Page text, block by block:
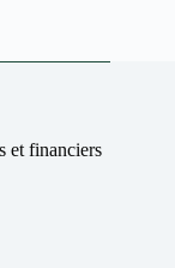
et financiers